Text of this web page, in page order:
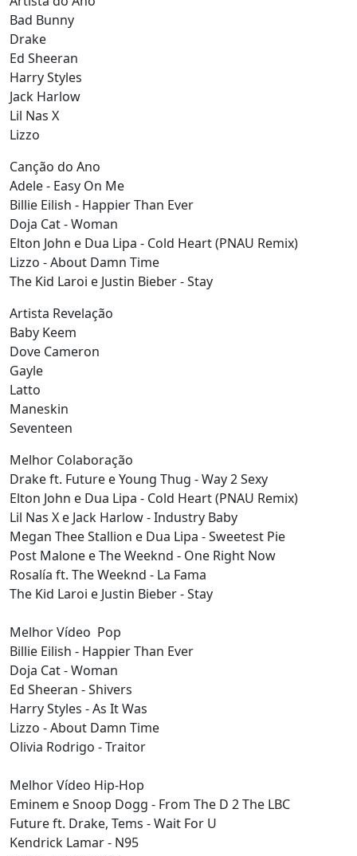
Bad Bunny
Drake
Ed Sheeran
Harry Styles
Jack Harlow
Lil Nas X
Lizzo
Canção do Ano
Adele - Easy On Me
Billie Eilish - Happier Than Ever
Doja Cat - Woman
Elton John e Dua Lipa - Cold Heart (PNAU Remix)
Lizzo - About Damn Time
The Kid Laroi e Justin Bieber - Stay
Artista Revelação
Baby Keem
Dove Cameron
Gayle
Latto
Maneskin
Seventeen
Melhor Colaboração
Drake ft. Future e Young Thug - Way 2 Sexy
Elton John e Dua Lipa - Cold Heart (PNAU Remix)
Lil Nas X e Jack Harlow - Industry Baby
Megan Thee Stallion e Dua Lipa - Sweetest Pie
Post Malone e The Weeknd - One Right Now
Rosalía ft. The Weeknd - La Fama
The Kid Laroi e Justin Bieber - Stay
Melhor Vídeo Pop
Billie Eilish - Happier Than Ever
Doja Cat - Woman
Ed Sheeran - Shivers
Harry Styles - As It Was
Lizzo - About Damn Time
Olivia Rodrigo - Traitor
Melhor Vídeo Hip-Hop
Eminem e Snoop Dogg - From The D 2 The LBC
Future ft. Drake, Tems - Wait For U
Kendrick Lamar - N95